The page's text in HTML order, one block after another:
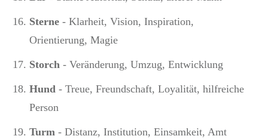
Sterne - Klarheit, Vision, Inspiration,
Orientierung, Magie
Storch - Veränderung, Umzug, Entwicklung
Hund - Treue, Freundschaft, Loyalität, hilfreiche
Person
Turm - Distanz, Institution, Einsamkeit, Amt